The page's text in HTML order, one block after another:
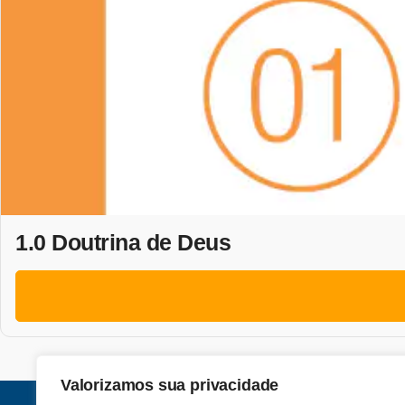
Valorizamos sua privacidade
1.0 Doutrina de Deus